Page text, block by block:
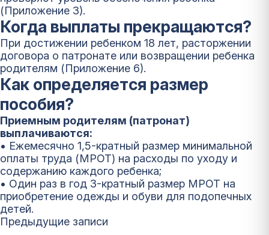
(Приложение 3).
Когда выплаты прекращаются?
При достижении ребенком 18 лет, расторжении
договора о патронате или возвращении ребенка
родителям (Приложение 6).
Как определяется размер
пособия?
Приемным родителям (патронат)
выплачиваются:
• Ежемесячно 1,5-кратный размер минимальной
оплаты труда (МРОТ) на расходы по уходу и
содержанию каждого ребенка;
• Один раз в год 3-кратный размер МРОТ на
приобретение одежды и обуви для подопечных
детей.
Навигация
Предыдущие записи